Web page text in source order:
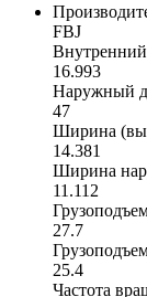
FBJ
16.993
Наружный
47
Ширина
14.381
Ширина
11.112
27.7
25.4
Частота